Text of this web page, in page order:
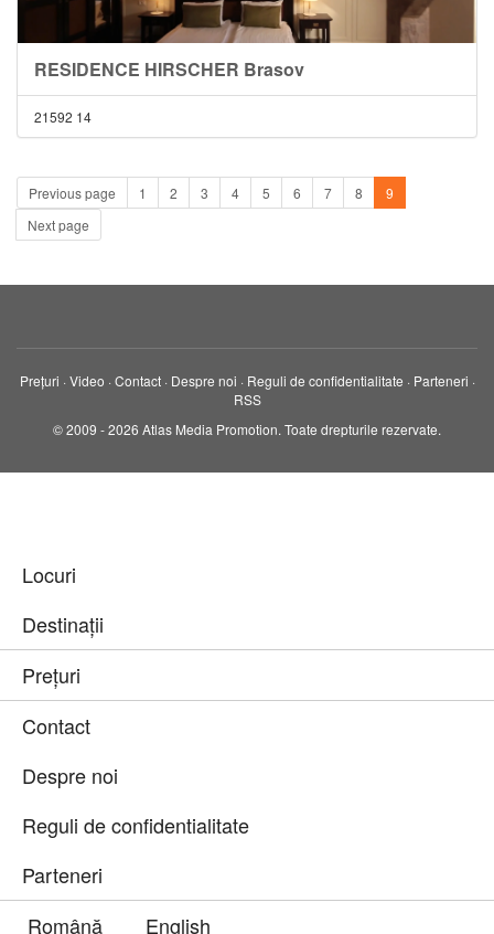
RESIDENCE HIRSCHER Brasov
21592 14
Previous page 1 2 3 4 5 6 7 8
9
Next page
Prețuri ·Video ·Contact· Despre noi · Reguli de confidentialitate · Parteneri ·
RSS
© 2009 - 2026 Atlas Media Promotion. Toate drepturile rezervate.
Locuri
Destinații
Prețuri
Contact
Despre noi
Reguli de confidentialitate
Parteneri
Română
English